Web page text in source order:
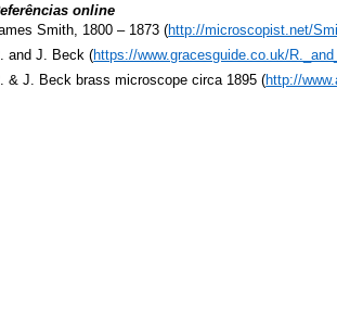
online
Smith, 1800 – 1873 (http://microscopist.net/
and J. Beck (https://www.gracesguide.co.uk/
& J. Beck brass microscope circa 1895 (http://